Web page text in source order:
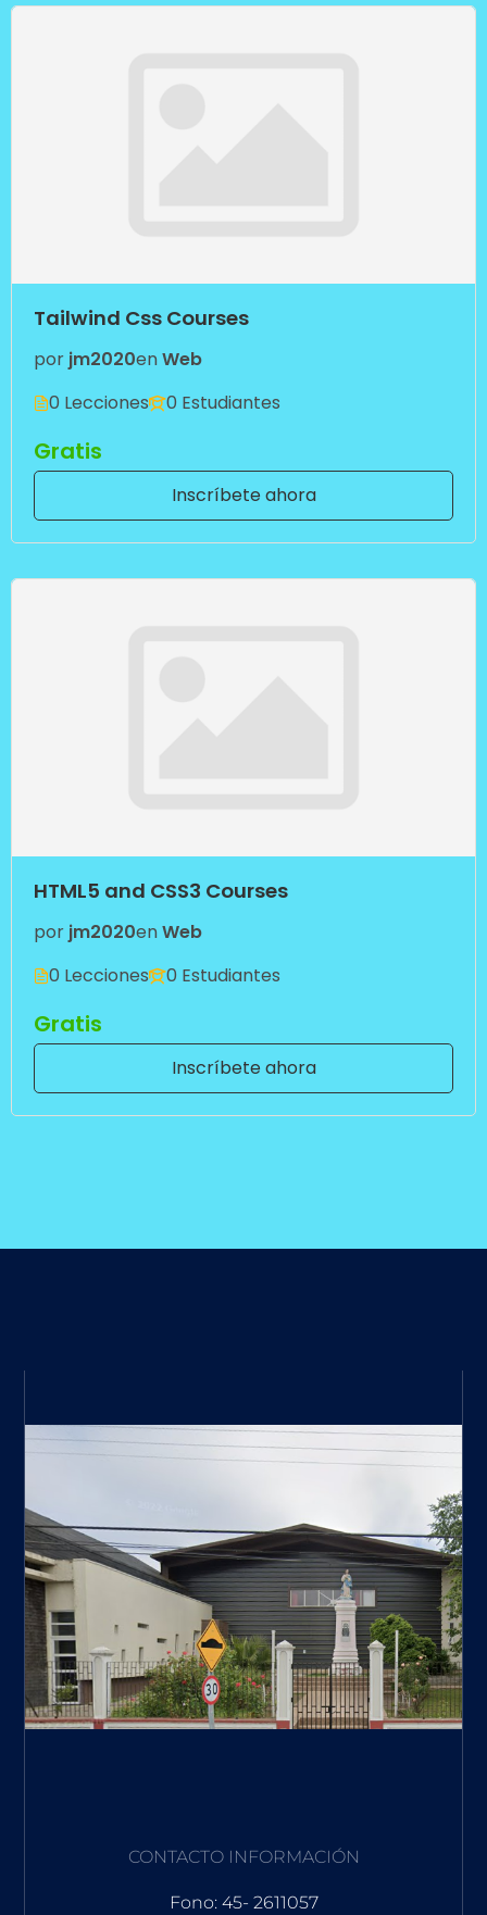
Tailwind Css Courses
por jm2020enWeb
0 Lecciones
0 Estudiantes
Gratis
Inscríbete ahora
HTML5 and CSS3 Courses
por jm2020enWeb
0 Lecciones
0 Estudiantes
Gratis
Inscríbete ahora
CONTACTO INFORMACIÓN
Fono: 45- 2611057